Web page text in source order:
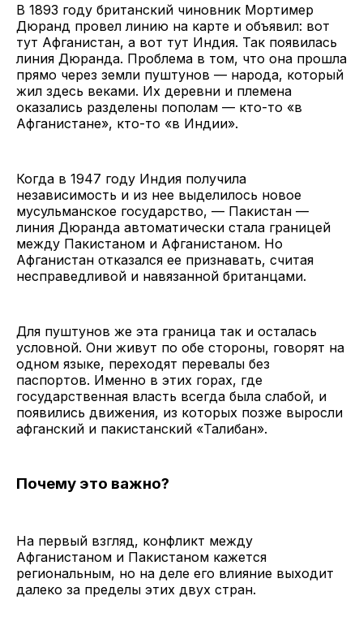
В 1893 году британский чиновник Мортимер
Дюранд провел линию на карте и объявил: вот
тут Афганистан, а вот тут Индия. Так появилась
линия Дюранда. Проблема в том, что она прошла
прямо через земли пуштунов — народа, который
жил здесь веками. Их деревни и племена
оказались разделены пополам — кто-то «в
Афганистане», кто-то «в Индии».
Когда в 1947 году Индия получила
независимость и из нее выделилось новое
мусульманское государство, — Пакистан —
линия Дюранда автоматически стала границей
между Пакистаном и Афганистаном. Но
Афганистан отказался ее признавать, считая
несправедливой и навязанной британцами.
Для пуштунов же эта граница так и осталась
условной. Они живут по обе стороны, говорят на
одном языке, переходят перевалы без
паспортов. Именно в этих горах, где
государственная власть всегда была слабой, и
появились движения, из которых позже выросли
афганский и пакистанский «Талибан».
Почему это важно?
На первый взгляд, конфликт между
Афганистаном и Пакистаном кажется
региональным, но на деле его влияние выходит
далеко за пределы этих двух стран.